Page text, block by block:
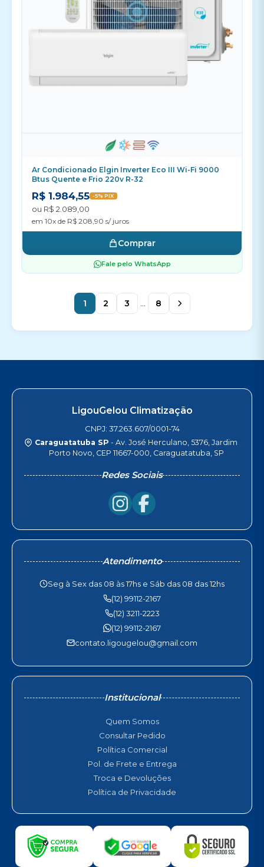
Ar Condicionado Elgin Inverter Eco III Wi-Fi 9000
Btus Quente e Frio 220v R-32
R$ 1.984,55 -5% PIX
ou R$ 2.089,00
em 10x de R$ 208,90 s/ juros
Comprar
Fale pelo WhatsApp
1 2 3 ... 8
LigouGelou Climatização
CNPJ: 37.263.607/0001-74
Caraguatatuba SP - Av. José Herculano, 5376, Jardim
Porto Novo, CEP 11667-000, Caraguatatuba, SP
Redes Sociais
Atendimento
Seg à Sex das 08 às 17hs e Sáb das 08 das 12hs
(12) 99112-2167
(12) 3211-2223
(12) 99112-2167
contato.ligougelou@gmail.com
Institucional
Quem Somos
Consultar Pedido
Política Comercial
Pol. de Frete e Entrega
Troca e Devoluções
Política de Privacidade